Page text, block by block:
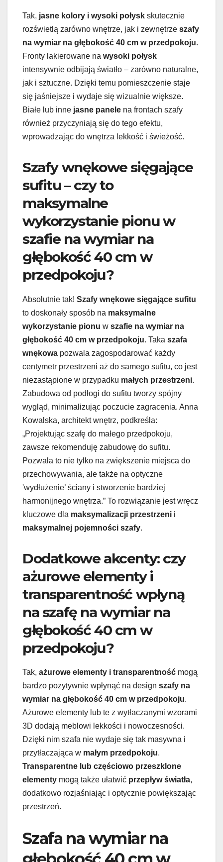
Tak, jasne kolory i wysoki połysk skutecznie
rozświetlą zarówno wnętrze, jak i zewnętrze szafy
na wymiar na głębokość 40 cm w przedpokoju.
Fronty lakierowane na wysoki połysk
intensywnie odbijają światło – zarówno naturalne,
jak i sztuczne. Dzięki temu pomieszczenie staje
się jaśniejsze i wydaje się wizualnie większe.
Białe lub inne jasne panele na frontach szafy
również przyczyniają się do tego efektu,
wprowadzając do wnętrza lekkość i świeżość.
Szafy wnękowe sięgające
sufitu – czy to
maksymalne
wykorzystanie pionu w
szafie na wymiar na
głębokość 40 cm w
przedpokoju?
Absolutnie tak! Szafy wnękowe sięgające sufitu
to doskonały sposób na maksymalne
wykorzystanie pionu w szafie na wymiar na
głębokość 40 cm w przedpokoju. Taka szafa
wnękowa pozwala zagospodarować każdy
centymetr przestrzeni aż do samego sufitu, co jest
niezastąpione w przypadku małych przestrzeni.
Zabudowa od podłogi do sufitu tworzy spójny
wygląd, minimalizując poczucie zagracenia. Anna
Kowalska, architekt wnętrz, podkreśla:
„Projektując szafę do małego przedpokoju,
zawsze rekomenduję zabudowę do sufitu.
Pozwala to nie tylko na zwiększenie miejsca do
przechowywania, ale także na optyczne
'wydłużenie’ ściany i stworzenie bardziej
harmonijnego wnętrza.” To rozwiązanie jest wręcz
kluczowe dla maksymalizacji przestrzeni i
maksymalnej pojemności szafy.
Dodatkowe akcenty: czy
ażurowe elementy i
transparentność wpłyną
na szafę na wymiar na
głębokość 40 cm w
przedpokoju?
Tak, ażurowe elementy i transparentność mogą
bardzo pozytywnie wpłynąć na design szafy na
wymiar na głębokość 40 cm w przedpokoju.
Ażurowe elementy lub te z wytłaczanymi wzorami
3D dodają meblowi lekkości i nowoczesności.
Dzięki nim szafa nie wydaje się tak masywna i
przytłaczająca w małym przedpokoju.
Transparentne lub częściowo przeszklone
elementy mogą także ułatwić przepływ światła,
dodatkowo rozjaśniając i optycznie powiększając
przestrzeń.
Szafa na wymiar na